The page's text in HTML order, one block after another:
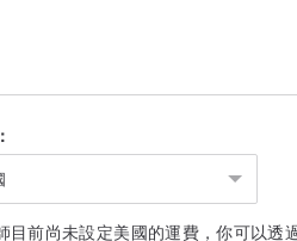
100 元，恕不包含於滿額免運優惠
座將分開包裝，燈泡可簡易自行組
完善的保護，以安全交到您手上，使
疊之情況，不接受易碎物品之理賠，
目前尚未設定美國的運費，你可以透